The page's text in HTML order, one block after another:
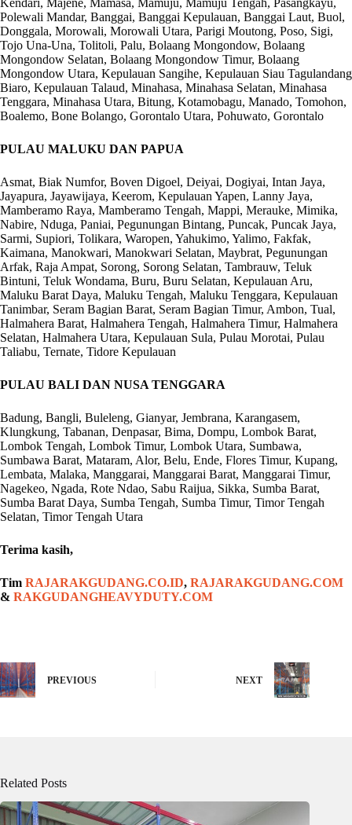
Polewali Mandar, Banggai, Banggai Kepulauan, Banggai Laut, Buol,
Donggala, Morowali, Morowali Utara, Parigi Moutong, Poso, Sigi,
Tojo Una-Una, Tolitoli, Palu, Bolaang Mongondow, Bolaang
Mongondow Selatan, Bolaang Mongondow Timur, Bolaang
Mongondow Utara, Kepulauan Sangihe, Kepulauan Siau Tagulandang
Biaro, Kepulauan Talaud, Minahasa, Minahasa Selatan, Minahasa
Tenggara, Minahasa Utara, Bitung, Kotamobagu, Manado, Tomohon,
Boalemo, Bone Bolango, Gorontalo Utara, Pohuwato, Gorontalo
PULAU MALUKU DAN PAPUA
Asmat, Biak Numfor, Boven Digoel, Deiyai, Dogiyai, Intan Jaya,
Jayapura, Jayawijaya, Keerom, Kepulauan Yapen, Lanny Jaya,
Mamberamo Raya, Mamberamo Tengah, Mappi, Merauke, Mimika,
Nabire, Nduga, Paniai, Pegunungan Bintang, Puncak, Puncak Jaya,
Sarmi, Supiori, Tolikara, Waropen, Yahukimo, Yalimo, Fakfak,
Kaimana, Manokwari, Manokwari Selatan, Maybrat, Pegunungan
Arfak, Raja Ampat, Sorong, Sorong Selatan, Tambrauw, Teluk
Bintuni, Teluk Wondama, Buru, Buru Selatan, Kepulauan Aru,
Maluku Barat Daya, Maluku Tengah, Maluku Tenggara, Kepulauan
Tanimbar, Seram Bagian Barat, Seram Bagian Timur, Ambon, Tual,
Halmahera Barat, Halmahera Tengah, Halmahera Timur, Halmahera
Selatan, Halmahera Utara, Kepulauan Sula, Pulau Morotai, Pulau
Taliabu, Ternate, Tidore Kepulauan
PULAU BALI DAN NUSA TENGGARA
Badung, Bangli, Buleleng, Gianyar, Jembrana, Karangasem,
Klungkung, Tabanan, Denpasar, Bima, Dompu, Lombok Barat,
Lombok Tengah, Lombok Timur, Lombok Utara, Sumbawa,
Sumbawa Barat, Mataram, Alor, Belu, Ende, Flores Timur, Kupang,
Lembata, Malaka, Manggarai, Manggarai Barat, Manggarai Timur,
Nagekeo, Ngada, Rote Ndao, Sabu Raijua, Sikka, Sumba Barat,
Sumba Barat Daya, Sumba Tengah, Sumba Timur, Timor Tengah
Selatan, Timor Tengah Utara
Terima kasih,
Tim RAJARAKGUDANG.CO.ID, RAJARAKGUDANG.COM
& RAKGUDANGHEAVYDUTY.COM
PREVIOUS NEXT
Related Posts